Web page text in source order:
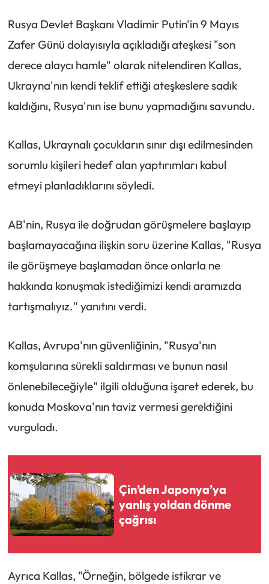
Rusya Devlet Başkanı Vladimir Putin'in 9 Mayıs
Zafer Günü dolayısıyla açıkladığı ateşkesi "son
derece alaycı hamle" olarak nitelendiren Kallas,
Ukrayna'nın kendi teklif ettiği ateşkeslere sadık
kaldığını, Rusya'nın ise bunu yapmadığını savundu.
Kallas, Ukraynalı çocukların sınır dışı edilmesinden
sorumlu kişileri hedef alan yaptırımları kabul
etmeyi planladıklarını söyledi.
AB'nin, Rusya ile doğrudan görüşmelere başlayıp
başlamayacağına ilişkin soru üzerine Kallas, "Rusya
ile görüşmeye başlamadan önce onlarla ne
hakkında konuşmak istediğimizi kendi aramızda
tartışmalıyız." yanıtını verdi.
Kallas, Avrupa'nın güvenliğinin, "Rusya'nın
komşularına sürekli saldırması ve bunun nasıl
önlenebileceğiyle" ilgili olduğuna işaret ederek, bu
konuda Moskova'nın taviz vermesi gerektiğini
vurguladı.
Çin’den Japonya’ya
yanlış yoldan dönme
çağrısı
Ayrıca Kallas, "Örneğin, bölgede istikrar ve